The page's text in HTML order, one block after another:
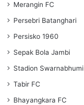
Merangin FC
Persebri Batanghari
Persisko 1960
Sepak Bola Jambi
Stadion Swarnabhumi
Tabir FC
Bhayangkara FC